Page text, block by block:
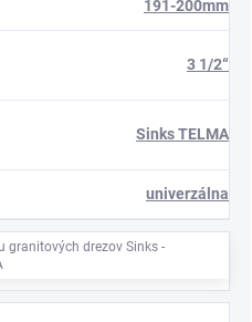
191-200mm
3 1/2“
Sinks TELMA
univerzálna
granitových drezov Sinks -